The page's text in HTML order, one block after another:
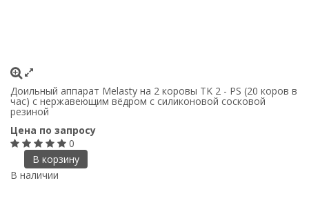
Доильный аппарат Melasty на 2 коровы TK 2 - PS (20 коров в
час) с нержавеющим вёдром с силиконовой сосковой
резиной
Цена по запросу
0
В корзину
В наличии